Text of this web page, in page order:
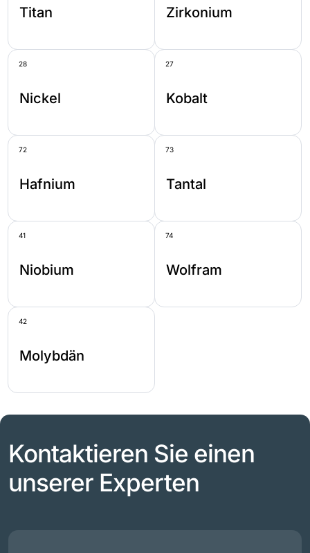
Titan Zirkonium
28
Nickel
27
Kobalt
72
Hafnium
73
Tantal
41
Niobium
74
Wolfram
42
Molybdän
Kontaktieren Sie einen
unserer Experten